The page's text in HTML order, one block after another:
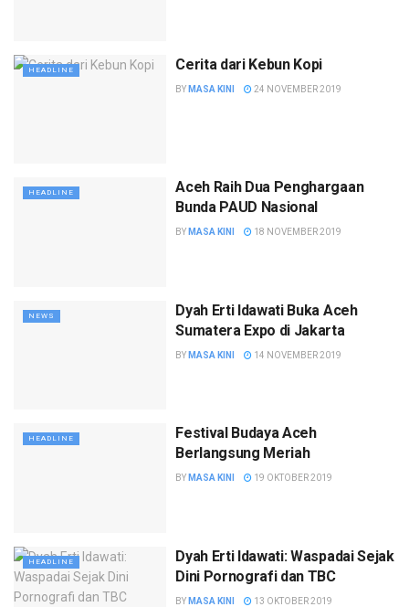
HEADLINE Cerita dari Kebun Kopi
BY MASA KINI 24 NOVEMBER 2019
HEADLINE
Aceh Raih Dua Penghargaan
Bunda PAUD Nasional
BY MASA KINI 18 NOVEMBER 2019
NEWS
Dyah Erti Idawati Buka Aceh
Sumatera Expo di Jakarta
BY MASA KINI 14 NOVEMBER 2019
HEADLINE
Festival Budaya Aceh
Berlangsung Meriah
BY MASA KINI 19 OKTOBER 2019
HEADLINE
Dyah Erti Idawati: Waspadai Sejak
Dini Pornografi dan TBC
BY MASA KINI 13 OKTOBER 2019